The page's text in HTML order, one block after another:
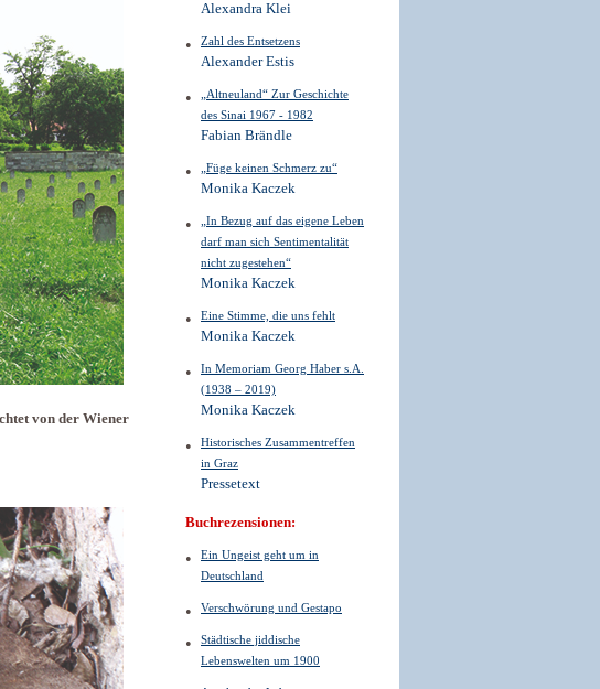
von der Wiener
Alexandra Klei
Zahl des Entsetzens
Alexander Estis
„Altneuland“ Zur Geschichte
des Sinai 1967 - 1982
Fabian Brändle
„Füge keinen Schmerz zu“
Monika Kaczek
„In Bezug auf das eigene Leben
darf man sich Sentimentalität
nicht zugestehen“
Monika Kaczek
Eine Stimme, die uns fehlt
Monika Kaczek
In Memoriam Georg Haber s.A.
(1938 – 2019)
Monika Kaczek
Historisches Zusammentreffen
in Graz
Pressetext
Buchrezensionen:
Ein Ungeist geht um in
Deutschland
Verschwörung und Gestapo
Städtische jiddische
Lebenswelten um 1900